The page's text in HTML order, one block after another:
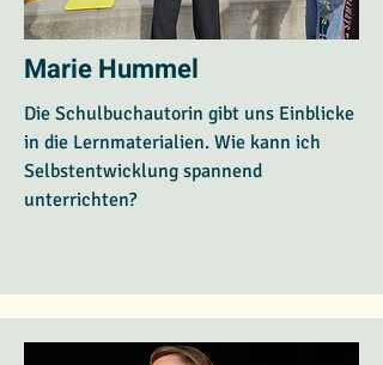
Marie Hummel
Die Schulbuchautorin gibt uns Einblicke
in die Lernmaterialien. Wie kann ich
Selbstentwicklung spannend
unterrichten?